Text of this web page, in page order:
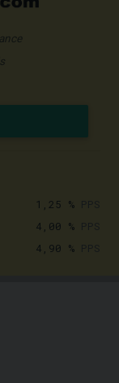
1,25 %
4,00 %
4,90 %